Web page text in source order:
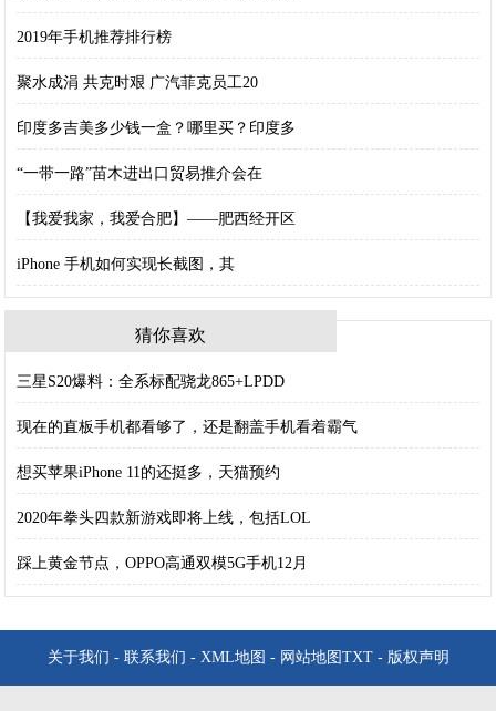
2019年手机推荐排行榜
聚水成涓 共克时艰 广汽菲克员工20
印度多吉美多少钱一盒？哪里买？印度多
“一带一路”苗木进出口贸易推介会​在
【我爱我家，我爱合肥】——肥西经开区
iPhone 手机如何实现长截图，其
猜你喜欢
三星S20爆料：全系标配骁龙865+LPDD
现在的直板手机都看够了，还是翻盖手机看着霸气
想买苹果iPhone 11的还挺多，天猫预约
2020年拳头四款新游戏即将上线，包括LOL
踩上黄金节点，OPPO高通双模5G手机12月
关于我们 - 联系我们 - XML地图 - 网站地图 TXT- 版权声明